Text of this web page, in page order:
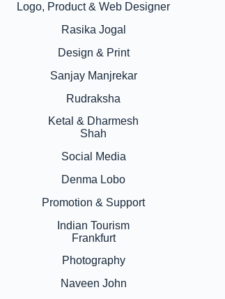
Logo, Product & Web Designer
Rasika Jogal
Design & Print
Sanjay Manjrekar
Rudraksha
Ketal & Dharmesh
Shah
Social Media
Denma Lobo
Promotion & Support
Indian Tourism
Frankfurt
Photography
Naveen John